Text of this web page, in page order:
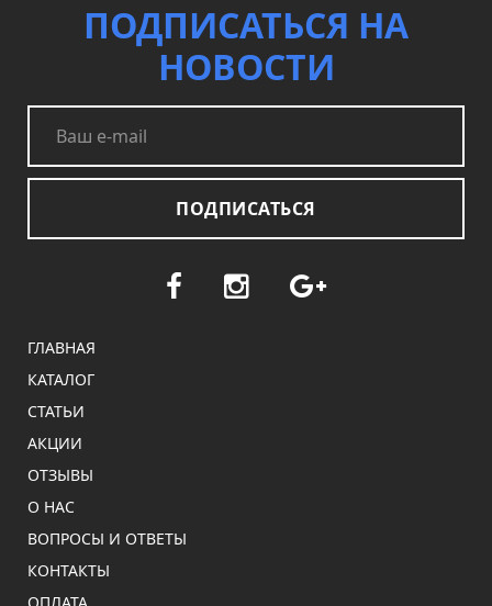
ПОДПИСАТЬСЯ НА
НОВОСТИ
ПОДПИСАТЬСЯ
ГЛАВНАЯ
КАТАЛОГ
СТАТЬИ
АКЦИИ
ОТЗЫВЫ
О НАС
ВОПРОСЫ И ОТВЕТЫ
КОНТАКТЫ